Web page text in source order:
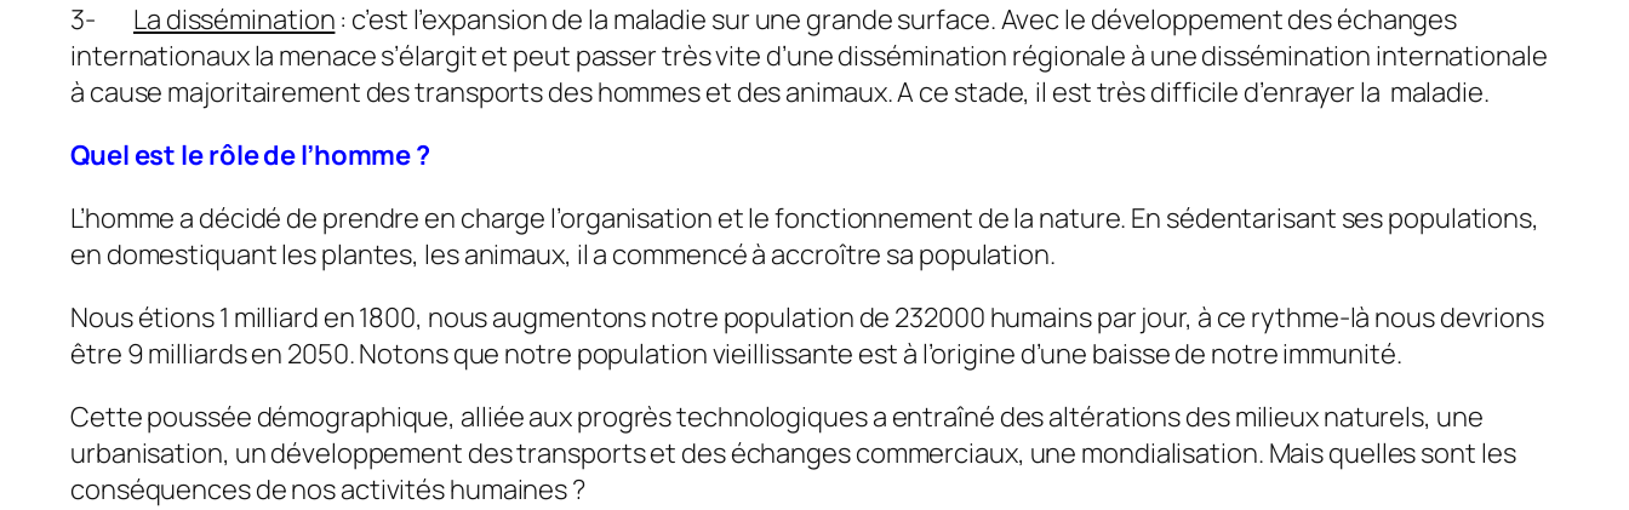
3- La dissémination : c’est l’expansion de la maladie sur une grande surface. Avec le développement des échanges
internationaux la menace s’élargit et peut passer très vite d’une dissémination régionale à une dissémination internationale
à cause majoritairement des transports des hommes et des animaux. A ce stade, il est très difficile d’enrayer la maladie.
Quel est le rôle de l’homme ?
L’homme a décidé de prendre en charge l’organisation et le fonctionnement de la nature. En sédentarisant ses populations,
en domestiquant les plantes, les animaux, il a commencé à accroître sa population.
Nous étions 1 milliard en 1800, nous augmentons notre population de 232000 humains par jour, à ce rythme-là nous devrions
être 9 milliards en 2050. Notons que notre population vieillissante est à l’origine d’une baisse de notre immunité.
Cette poussée démographique, alliée aux progrès technologiques a entraîné des altérations des milieux naturels, une
urbanisation, un développement des transports et des échanges commerciaux, une mondialisation. Mais quelles sont les
conséquences de nos activités humaines ?